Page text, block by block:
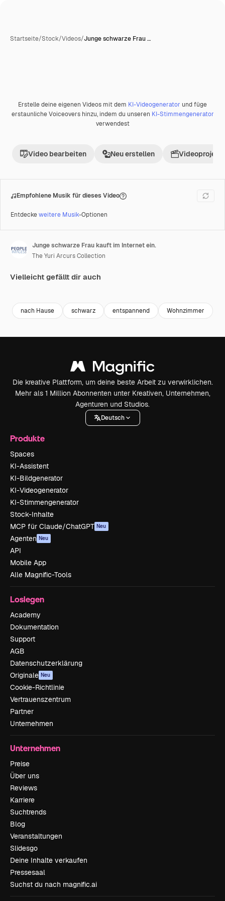
Startseite/Stock/Videos/Junge schwarze Frau …
Premium
Erstelle deine eigenen Videos mit dem KI-Videogenerator und füge
erstaunliche Voiceovers hinzu, indem du unseren KI-Stimmengenerator
verwendest
Video bearbeiten Neu erstellen Videoprojekt
Empfohlene Musik für dieses Video
Entdeckeweitere Musik-Optionen
Junge schwarze Frau kauft im Internet ein.
The Yuri Arcurs Collection
Vielleicht gefällt dir auch
nach Hause schwarz entspannend Wohnzimmer
Die kreative Plattform, um deine beste Arbeit zu verwirklichen.
Mehr als 1 Million Abonnenten unter Kreativen, Unternehmen,
Agenturen und Studios.
Deutsch
Produkte
Spaces
KI-Assistent
KI-Bildgenerator
KI-Videogenerator
KI-Stimmengenerator
Stock-Inhalte
MCP für Claude/ChatGPT Neu
Agenten Neu
API
Mobile App
Alle Magnific-Tools
Loslegen
Academy
Dokumentation
Support
AGB
Datenschutzerklärung
Originale Neu
Cookie-Richtlinie
Vertrauenszentrum
Partner
Unternehmen
Unternehmen
Preise
Über uns
Reviews
Karriere
Suchtrends
Blog
Veranstaltungen
Slidesgo
Deine Inhalte verkaufen
Pressesaal
Suchst du nach magnific.ai